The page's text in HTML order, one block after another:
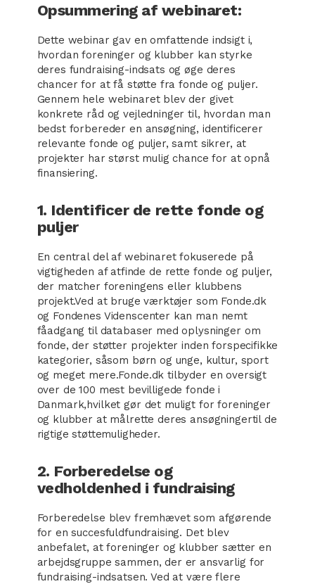
Opsummering af webinaret:
Dette webinar gav en omfattende indsigt i,
hvordan foreninger og klubber kan styrke
deres fundraising-indsats og øge deres
chancer for at få støtte fra fonde og puljer.
Gennem hele webinaret blev der givet
konkrete råd og vejledninger til, hvordan man
bedst forbereder en ansøgning, identificerer
relevante fonde og puljer, samt sikrer, at
projekter har størst mulig chance for at opnå
finansiering.
1. Identificer de rette fonde og
puljer
En central del af webinaret fokuserede på
vigtigheden af atfinde de rette fonde og puljer,
der matcher foreningens eller klubbens
projekt.Ved at bruge værktøjer som Fonde.dk
og Fondenes Videnscenter kan man nemt
fåadgang til databaser med oplysninger om
fonde, der støtter projekter inden forspecifikke
kategorier, såsom børn og unge, kultur, sport
og meget mere.Fonde.dk tilbyder en oversigt
over de 100 mest bevilligede fonde i
Danmark,hvilket gør det muligt for foreninger
og klubber at målrette deres ansøgningertil de
rigtige støttemuligheder.
2. Forberedelse og
vedholdenhed i fundraising
Forberedelse blev fremhævet som afgørende
for en succesfuldfundraising. Det blev
anbefalet, at foreninger og klubber sætter en
arbejdsgruppe sammen, der er ansvarlig for
fundraising-indsatsen. Ved at være flere